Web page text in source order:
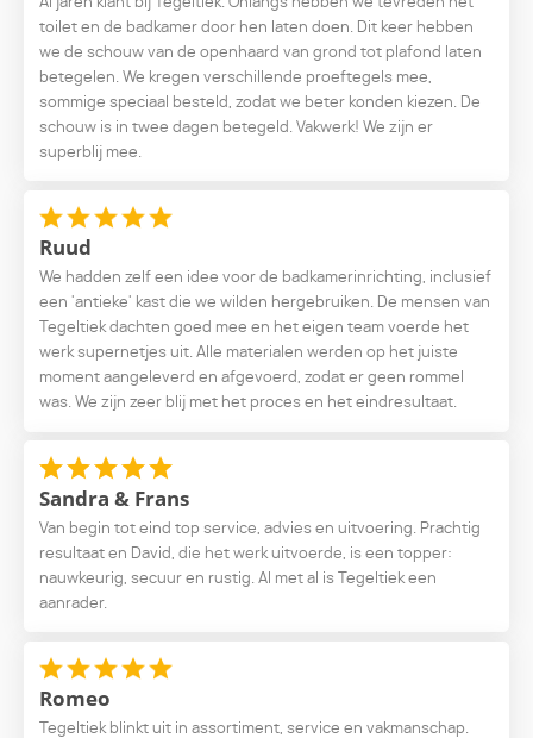
toilet en de badkamer door hen laten doen. Dit keer hebben
we de schouw van de openhaard van grond tot plafond laten
betegelen. We kregen verschillende proeftegels mee,
sommige speciaal besteld, zodat we beter konden kiezen. De
schouw is in twee dagen betegeld. Vakwerk! We zijn er
superblij mee.
Ruud
We hadden zelf een idee voor de badkamerinrichting, inclusief
een 'antieke' kast die we wilden hergebruiken. De mensen van
Tegeltiek dachten goed mee en het eigen team voerde het
werk supernetjes uit. Alle materialen werden op het juiste
moment aangeleverd en afgevoerd, zodat er geen rommel
was. We zijn zeer blij met het proces en het eindresultaat.
Sandra & Frans
Van begin tot eind top service, advies en uitvoering. Prachtig
resultaat en David, die het werk uitvoerde, is een topper:
nauwkeurig, secuur en rustig. Al met al is Tegeltiek een
aanrader.
Romeo
Tegeltiek blinkt uit in assortiment, service en vakmanschap.